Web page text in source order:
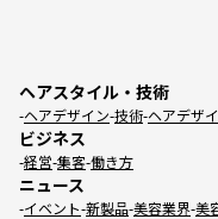
ヘアスタイル・技術
ヘアデザイン 技術 ヘアデザ
ビジネス
経営 集客 働き方
ニュース
イベント 新製品 美容業界 美